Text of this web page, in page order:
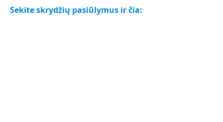
Sekite skrydžių pasiūlymus ir čia: